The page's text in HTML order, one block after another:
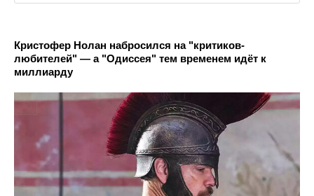
Кристофер Нолан набросился на "критиков-
любителей" — а "Одиссея" тем временем идёт к
миллиарду